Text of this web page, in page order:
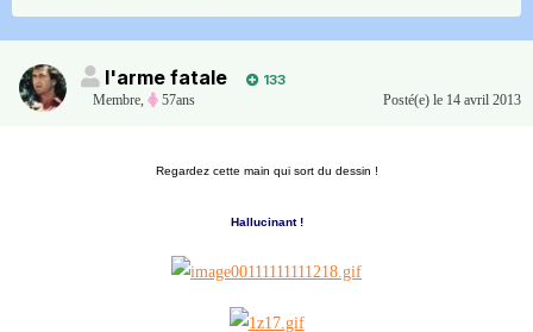
l'arme fatale
133
Membre, 57ans Posté(e) le 14 avril 2013
Regardez cette main qui sort du dessin !
Hallucinant !